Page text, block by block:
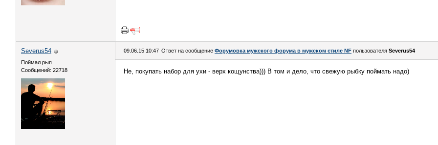
Severus54
Поймал рып
Сообщений: 22718
09.06.15 10:47 Ответ на сообщение Форумовка мужского форума в мужском стиле NF пользователя Severus54
Не, покупать набор для ухи - верх кощунства))) В том и дело, что свежую рыбку поймать надо)